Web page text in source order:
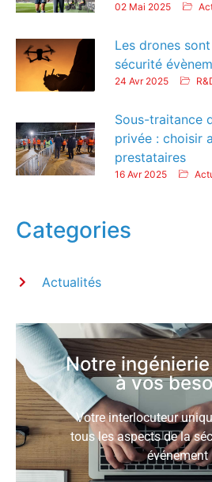
02 Mai 2025
Les drones
sécurité
24 Avr 2025
Sous-traitance
privée : choisir
prestataires
16 Avr 2025
Categories
Actualités
Notre
à vos
Votre interlocuteur
tous les aspects de la
événement